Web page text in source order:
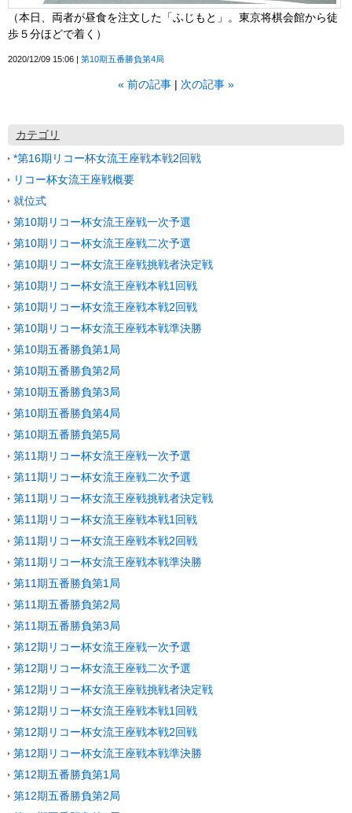
（本日、両者が昼食を注文した「ふじもと」。東京将棋会館から徒
歩５分ほどで着く）
2020/12/09 15:06 第10期五番勝負第4局
« 前の記事 次の記事 »
カテゴリ
*第16期リコー杯女流王座戦本戦2回戦
リコー杯女流王座戦概要
就位式
第10期リコー杯女流王座戦一次予選
第10期リコー杯女流王座戦二次予選
第10期リコー杯女流王座戦挑戦者決定戦
第10期リコー杯女流王座戦本戦1回戦
第10期リコー杯女流王座戦本戦2回戦
第10期リコー杯女流王座戦本戦準決勝
第10期五番勝負第1局
第10期五番勝負第2局
第10期五番勝負第3局
第10期五番勝負第4局
第10期五番勝負第5局
第11期リコー杯女流王座戦一次予選
第11期リコー杯女流王座戦二次予選
第11期リコー杯女流王座戦挑戦者決定戦
第11期リコー杯女流王座戦本戦1回戦
第11期リコー杯女流王座戦本戦2回戦
第11期リコー杯女流王座戦本戦準決勝
第11期五番勝負第1局
第11期五番勝負第2局
第11期五番勝負第3局
第12期リコー杯女流王座戦一次予選
第12期リコー杯女流王座戦二次予選
第12期リコー杯女流王座戦挑戦者決定戦
第12期リコー杯女流王座戦本戦1回戦
第12期リコー杯女流王座戦本戦2回戦
第12期リコー杯女流王座戦本戦準決勝
第12期五番勝負第1局
第12期五番勝負第2局